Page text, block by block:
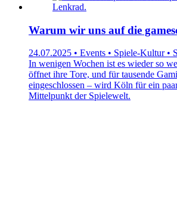
Warum wir uns auf die
24.07.2025 • Events • Spiele-Kultur •
In wenigen Wochen ist es wieder so
öffnet ihre Tore, und für tausende
eingeschlossen – wird Köln für ein
Mittelpunkt der Spielewelt.